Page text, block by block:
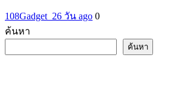
108Gadget_26 วัน ago 0
ค้นหา
ค้นหา